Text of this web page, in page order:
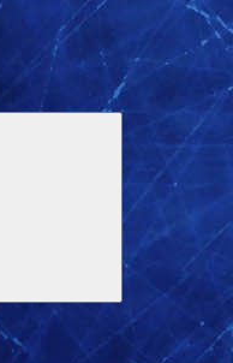
Развернуть
дочернее